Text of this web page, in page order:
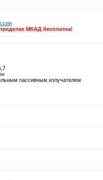
МКАД бесплатна!
пассивным излучателем